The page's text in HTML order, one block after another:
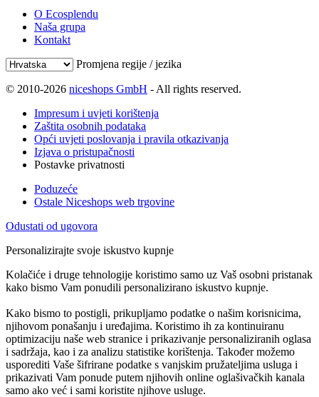
O Ecosplendu
Naša grupa
Kontakt
Promjena regije / jezika
© 2010-2026 niceshops GmbH - All rights reserved.
Impresum i uvjeti korištenja
Zaštita osobnih podataka
Opći uvjeti poslovanja i pravila otkazivanja
Izjava o pristupačnosti
Postavke privatnosti
Poduzeće
Ostale Niceshops web trgovine
Odustati od ugovora
Personalizirajte svoje iskustvo kupnje
Kolačiće i druge tehnologije koristimo samo uz Vaš osobni pristanak
kako bismo Vam ponudili personalizirano iskustvo kupnje.
Kako bismo to postigli, prikupljamo podatke o našim korisnicima,
njihovom ponašanju i uređajima. Koristimo ih za kontinuiranu
optimizaciju naše web stranice i prikazivanje personaliziranih oglasa
i sadržaja, kao i za analizu statistike korištenja. Također možemo
usporediti Vaše šifrirane podatke s vanjskim pružateljima usluga i
prikazivati Vam ponude putem njihovih online oglašivačkih kanala
samo ako već i sami koristite njihove usluge.